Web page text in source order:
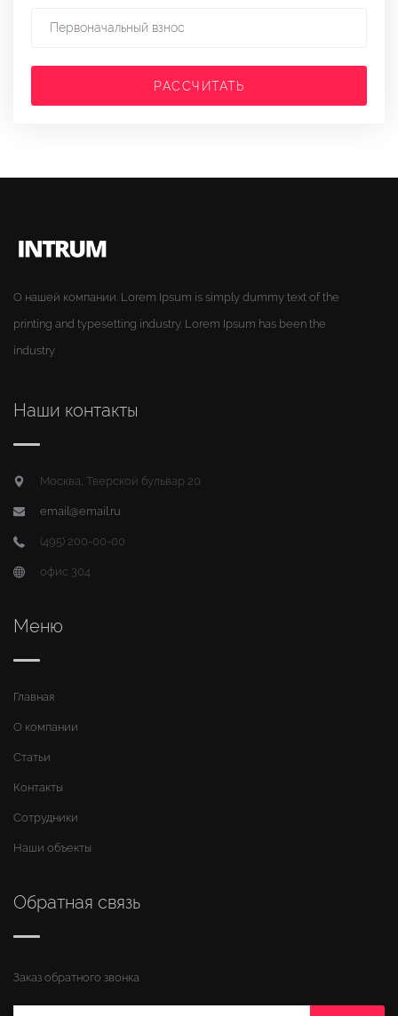
РАССЧИТАТЬ
О нашей компании. Lorem Ipsum is simply dummy text of the
printing and typesetting industry. Lorem Ipsum has been the
industry
Наши контакты
Москва, Тверской бульвар 20
email@email.ru
(495) 200-00-00
офис 304
Меню
Главная
О компании
Статьи
Контакты
Сотрудники
Наши объекты
Обратная связь
Заказ обратного звонка